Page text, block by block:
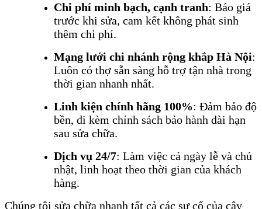
Chi phí minh bạch, cạnh tranh: Báo giá
trước khi sửa, cam kết không phát sinh
thêm chi phí.
Mạng lưới chi nhánh rộng khắp Hà Nội:
Luôn có thợ sẵn sàng hỗ trợ tận nhà trong
thời gian nhanh nhất.
Linh kiện chính hãng 100%: Đảm bảo độ
bền, đi kèm chính sách bảo hành dài hạn
sau sửa chữa.
Dịch vụ 24/7: Làm việc cả ngày lễ và chủ
nhật, linh hoạt theo thời gian của khách
hàng.
Chúng tôi sửa chữa nhanh tất cả các sự cố của cây